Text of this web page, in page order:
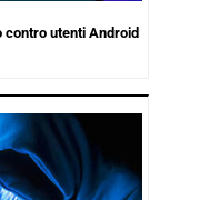
utenti Android